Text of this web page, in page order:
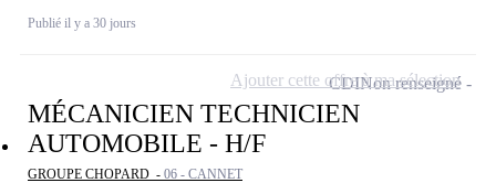
Publié il y a 30 jours
MÉCANICIEN TECHNICIEN
AUTOMOBILE - H/F
GROUPE CHOPARD - 06 - CANNET
CDINon renseigné
Ajouter cette offre à ma sélection